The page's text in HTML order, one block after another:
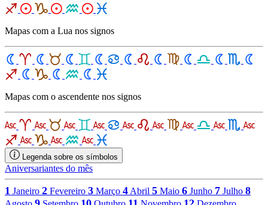
Mapas com a Lua nos signos
Mapas com o ascendente nos signos
Legenda sobre os símbolos
Aniversariantes do mês
1 Janeiro 2 Fevereiro 3 Março 4Abril 5 Maio 6 Junho 7 Julho 8